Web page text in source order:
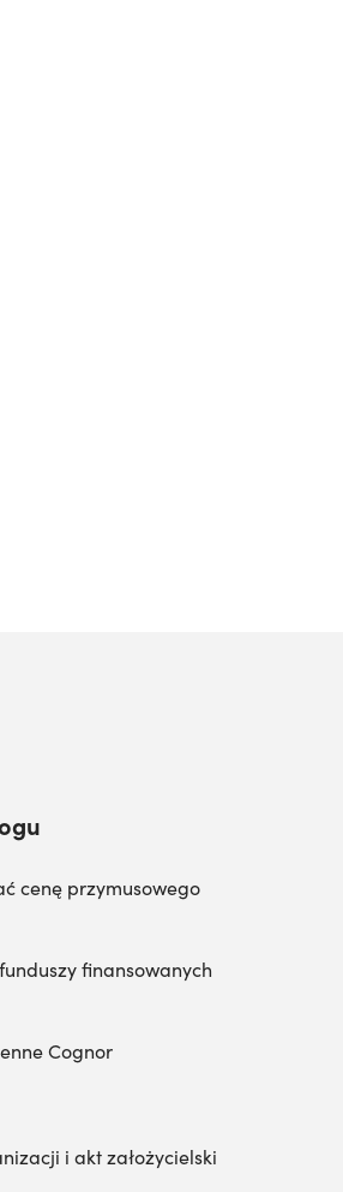
cenę przymusowego
finansowanych
Cognor
i akt założycielski